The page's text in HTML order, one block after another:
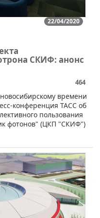
22/04/2020
СКИФ: анонс
464
времени
конференция ТАСС об
пользования
фотонов" (ЦКП "СКИФ")